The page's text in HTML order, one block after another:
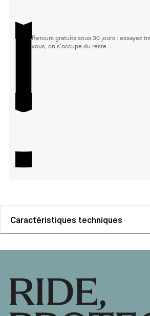
Retours gratuits sous 30 jours : essayez
vous, on s'occupe du reste.
Caractéristiques techniques